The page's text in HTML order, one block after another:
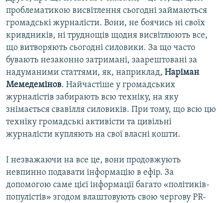
проблематикою висвітлення сьогодні займаються
громадські журналісти. Вони, не боячись ні своїх
кривдників, ні труднощів щодня висвітлюють все,
що витворяють сьогодні силовики. За що часто
бувають незаконно затримані, заарештовані за
надуманими статтями, як, наприклад, Наріман
Мемедемінов. Найчастіше у громадських
журналістів забирають всю техніку, на яку
знімається свавілля силовиків. При тому, що всю цю
техніку громадські активісти та цивільні
журналісти купляють на свої власні кошти.
І незважаючи на все це, вони продовжують
невпинно подавати інформацію в ефір. За
допомогою саме цієї інформації багато «політиків-
популістів» згодом влаштовують свою чергову PR-